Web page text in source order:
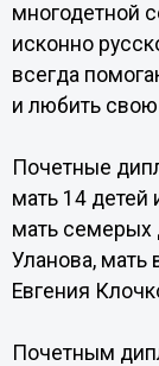
многодетной
исконно
всегда
и любить
Почетные
мать 14 детей
мать семерых
Уланова, мать
Евгения
Почетным